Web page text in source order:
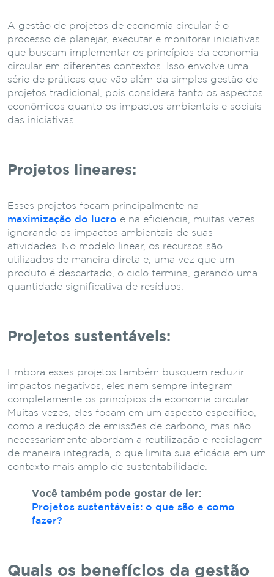
A gestão de projetos de economia circular é o
processo de planejar, executar e monitorar iniciativas
que buscam implementar os princípios da economia
circular em diferentes contextos. Isso envolve uma
série de práticas que vão além da simples gestão de
projetos tradicional, pois considera tanto os aspectos
econômicos quanto os impactos ambientais e sociais
das iniciativas.
Projetos lineares:
Esses projetos focam principalmente na
maximização do lucro e na eficiência, muitas vezes
ignorando os impactos ambientais de suas
atividades. No modelo linear, os recursos são
utilizados de maneira direta e, uma vez que um
produto é descartado, o ciclo termina, gerando uma
quantidade significativa de resíduos.
Projetos sustentáveis:
Embora esses projetos também busquem reduzir
impactos negativos, eles nem sempre integram
completamente os princípios da economia circular.
Muitas vezes, eles focam em um aspecto específico,
como a redução de emissões de carbono, mas não
necessariamente abordam a reutilização e reciclagem
de maneira integrada, o que limita sua eficácia em um
contexto mais amplo de sustentabilidade.
Você também pode gostar de ler:
Projetos sustentáveis: o que são e como
fazer?
Quais os benefícios da gestão